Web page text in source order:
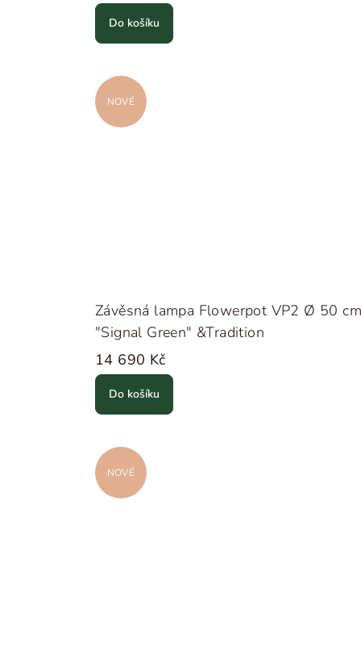
Do košíku
NOVÉ
Závěsná lampa Flowerpot VP2 Ø 50 cm
"Signal Green" &Tradition
14 690 Kč
Do košíku
NOVÉ